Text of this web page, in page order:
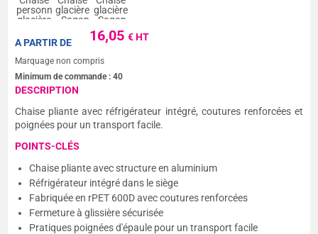
16,05€ HT
A PARTIR DE
Marquage non compris
Minimum de commande :40
DESCRIPTION
Chaise pliante avec réfrigérateur intégré, coutures renforcées et
poignées pour un transport facile.
POINTS-CLÉS
Chaise pliante avec structure en aluminium
Réfrigérateur intégré dans le siège
Fabriquée en rPET 600D avec coutures renforcées
Fermeture à glissière sécurisée
Pratiques poignées d'épaule pour un transport facile